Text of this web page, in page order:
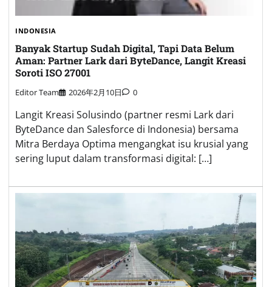
INDONESIA
Banyak Startup Sudah Digital, Tapi Data Belum
Aman: Partner Lark dari ByteDance, Langit Kreasi
Soroti ISO 27001
Editor Team 2026年2月10日 0
Langit Kreasi Solusindo (partner resmi Lark dari
ByteDance dan Salesforce di Indonesia) bersama
Mitra Berdaya Optima mengangkat isu krusial yang
sering luput dalam transformasi digital: […]